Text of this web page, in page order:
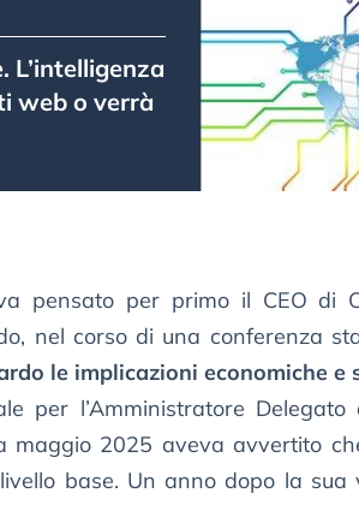
L’intelligenza
web o verrà
pensato per primo il CEO di
nel corso di una conferenza
le implicazioni economiche e
per l’Amministratore Delegato
maggio 2025 aveva avvertito
base. Un anno dopo la sua